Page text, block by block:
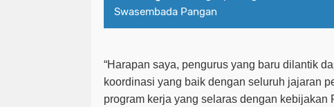
Swasembada Pangan
“Harapan saya, pengurus yang baru dilantik
koordinasi yang baik dengan seluruh jajaran
program kerja yang selaras dengan kebijakan